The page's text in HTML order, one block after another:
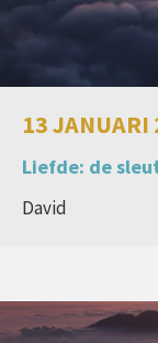
13 JANUARI
Liefde: de
David